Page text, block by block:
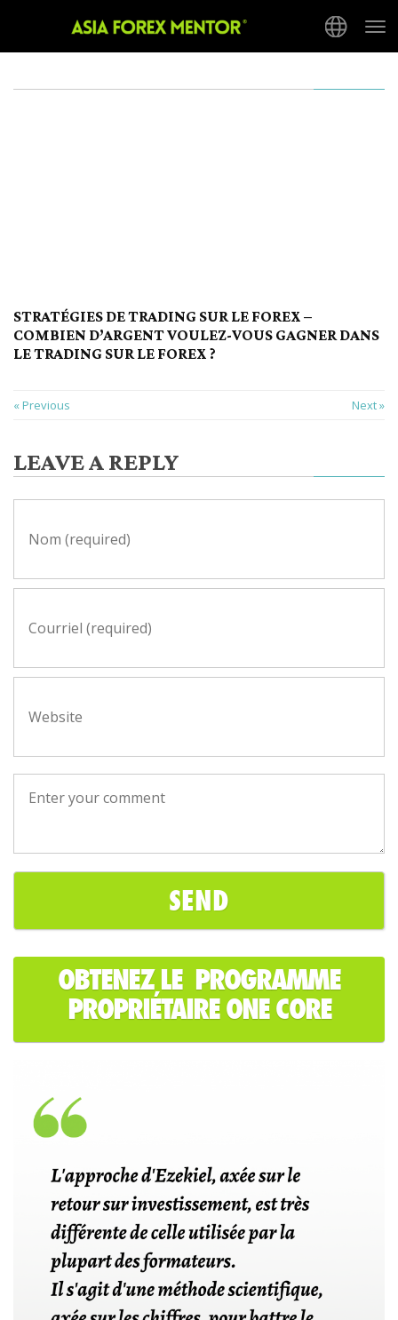
STRATÉGIES DE TRADING SUR LE FOREX –
COMBIEN D’ARGENT VOULEZ-VOUS GAGNER DANS
LE TRADING SUR LE FOREX ?
« Previous Next »
LEAVE A REPLY
OBTENEZ LE PROGRAMME
PROPRIÉTAIRE ONE CORE